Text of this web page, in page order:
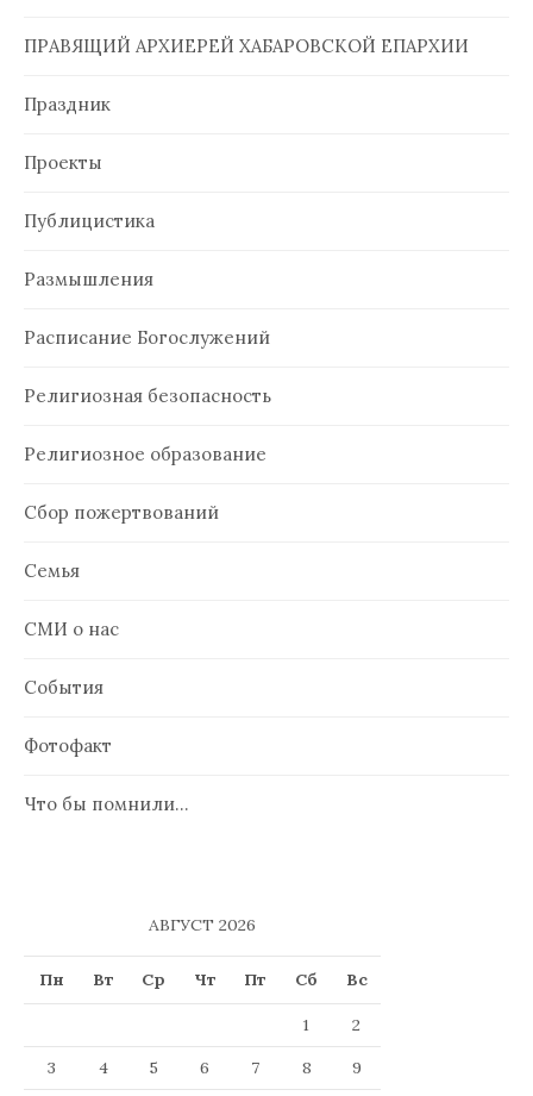
ПРАВЯЩИЙ АРХИЕРЕЙ ХАБАРОВСКОЙ ЕПАРХИИ
Праздник
Проекты
Публицистика
Размышления
Расписание Богослужений
Религиозная безопасность
Религиозное образование
Сбор пожертвований
Семья
СМИ о нас
События
Фотофакт
Что бы помнили…
АВГУСТ 2026
Пн Вт Ср Чт Пт Сб Вс
1
2
3
4 5 6 7 8
9